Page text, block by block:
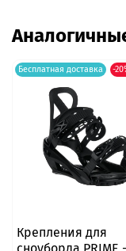
Бесплатная доставка -
Крепления для